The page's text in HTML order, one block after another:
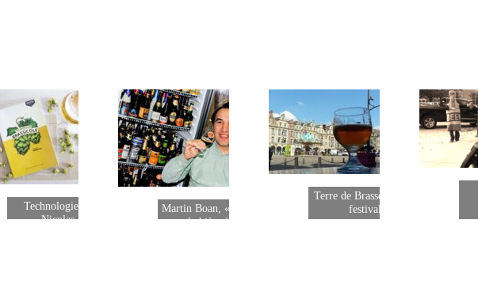
Technologie brassicole de
Nicolas Imbreckx
Martin Boan, « el maestro » de
la bière à Buenos…
Terre de Brasseurs un nouveau
festival à Arras